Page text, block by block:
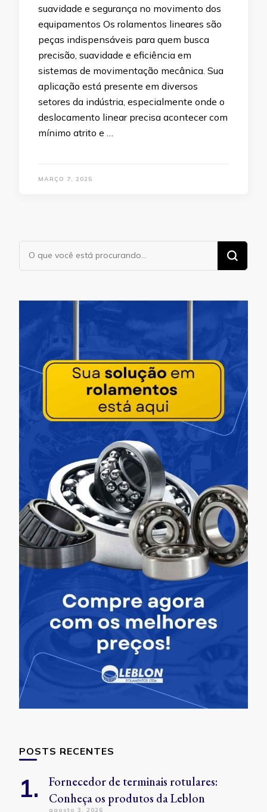
suavidade e segurança no movimento dos
equipamentos Os rolamentos lineares são
peças indispensáveis para quem busca
precisão, suavidade e eficiência em
sistemas de movimentação mecânica. Sua
aplicação está presente em diversos
setores da indústria, especialmente onde o
deslocamento linear precisa acontecer com
mínimo atrito e …
MARÇO 7, 2025
Procurando
algo?
POSTS RECENTES
Fornecedor de terminais rotulares:
Conheça os produtos da Leblon
agosto 3, 2026